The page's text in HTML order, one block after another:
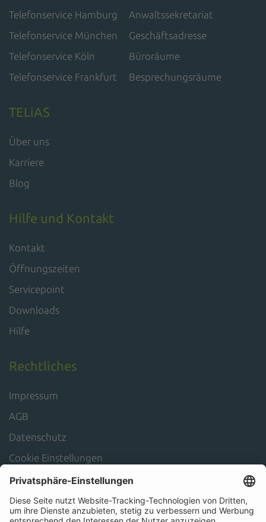
Telefonservice Hamburg
Telefonservice München
Telefonservice Köln
Telefonservice Frankfurt
Anwaltssekretariat
Geschäftsadresse
Büroräume
Besprechungsräume
TELiAS
Über uns
Karriere
Blog
Hilfe und Kontakt
Kontakt
Öffnungszeiten
Servicepoint
Downloads
Hilfe
Rechtliches
Impressum
AGB
Datenschutz
Cookie Einstellungen